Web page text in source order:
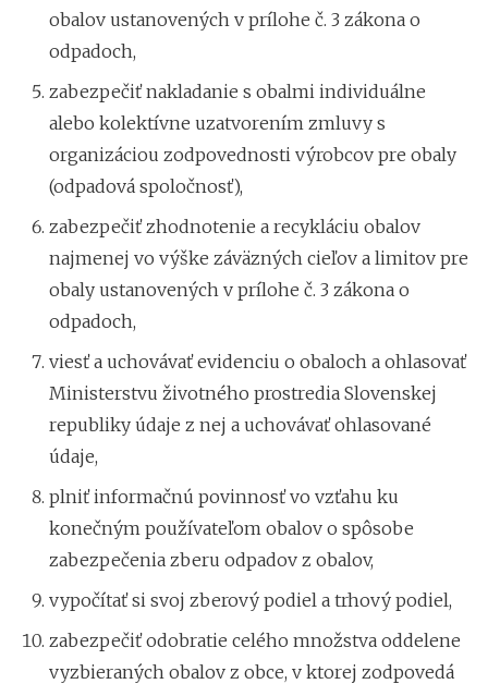
obalov ustanovených v prílohe č. 3 zákona o
odpadoch,
zabezpečiť nakladanie s obalmi individuálne
alebo kolektívne uzatvorením zmluvy s
organizáciou zodpovednosti výrobcov pre obaly
(odpadová spoločnosť),
zabezpečiť zhodnotenie a recykláciu obalov
najmenej vo výške záväzných cieľov a limitov pre
obaly ustanovených v prílohe č. 3 zákona o
odpadoch,
viesť a uchovávať evidenciu o obaloch a ohlasovať
Ministerstvu životného prostredia Slovenskej
republiky údaje z nej a uchovávať ohlasované
údaje,
plniť informačnú povinnosť vo vzťahu ku
konečným používateľom obalov o spôsobe
zabezpečenia zberu odpadov z obalov,
vypočítať si svoj zberový podiel a trhový podiel,
zabezpečiť odobratie celého množstva oddelene
vyzbieraných obalov z obce, v ktorej zodpovedá